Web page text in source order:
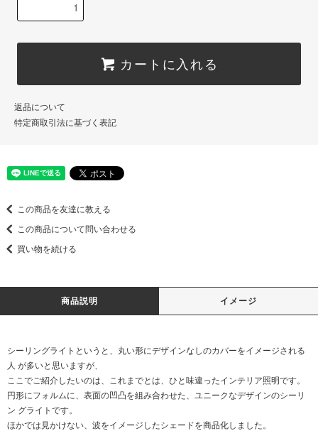
カートに入れる
返品について
特定商取引法に基づく表記
この商品を友達に教える
この商品について問い合わせる
買い物を続ける
商品説明 イメージ
シーリングライトというと、丸い形にデザインなしのカバーをイメージされる
人 が多いと思いますが、
ここでご紹介したいのは、これまでとは、ひと味違ったインテリア照明です。
円形にフォルムに、表面の凹凸を組み合わせた、ユニークなデザインのシーリ
ン グライトです。
ほかでは見かけない、波をイメージしたシェードを商品化しました。